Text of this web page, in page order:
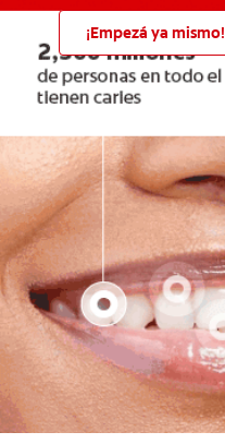
¡Empezá ya mismo!